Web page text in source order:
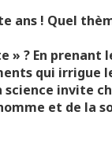
ans ! Quel
» ? En prenant
qui irrigue
science invite
et de la